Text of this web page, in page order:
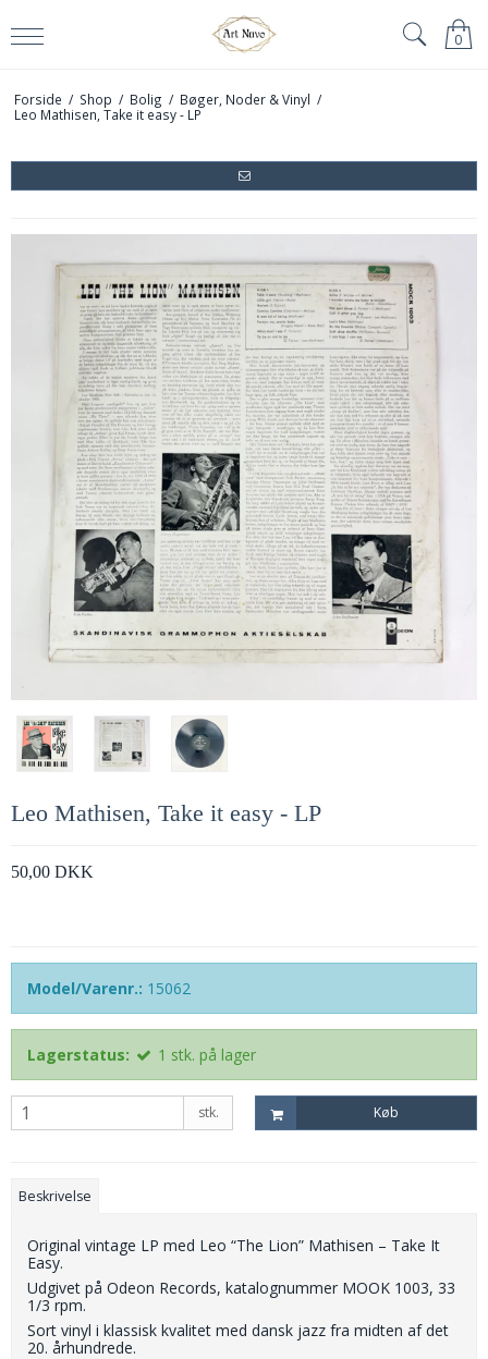
0
Forside / Shop / Bolig / Bøger, Noder & Vinyl /
Leo Mathisen, Take it easy - LP
Leo Mathisen, Take it easy - LP
50,00 DKK
Model/Varenr.: 15062
Lagerstatus: 1 stk. på lager
stk. Køb
Beskrivelse
Original vintage LP med Leo “The Lion” Mathisen – Take It
Easy.
Udgivet på Odeon Records, katalognummer MOOK 1003, 33
1/3 rpm.
Sort vinyl i klassisk kvalitet med dansk jazz fra midten af det
20. århundrede.